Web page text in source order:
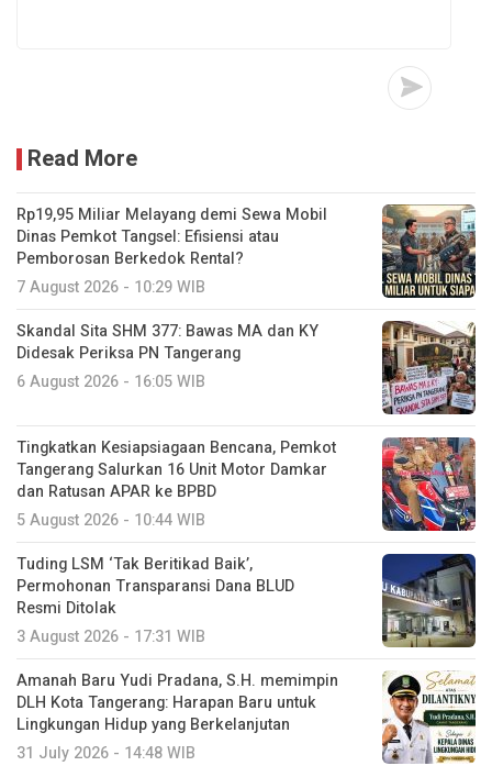
Read More
Rp19,95 Miliar Melayang demi Sewa Mobil
Dinas Pemkot Tangsel: Efisiensi atau
Pemborosan Berkedok Rental?
7 August 2026 - 10:29 WIB
Skandal Sita SHM 377: Bawas MA dan KY
Didesak Periksa PN Tangerang
6 August 2026 - 16:05 WIB
Tingkatkan Kesiapsiagaan Bencana, Pemkot
Tangerang Salurkan 16 Unit Motor Damkar
dan Ratusan APAR ke BPBD
5 August 2026 - 10:44 WIB
Tuding LSM ‘Tak Beritikad Baik’,
Permohonan Transparansi Dana BLUD
Resmi Ditolak
3 August 2026 - 17:31 WIB
Amanah Baru Yudi Pradana, S.H. memimpin
DLH Kota Tangerang: Harapan Baru untuk
Lingkungan Hidup yang Berkelanjutan
31 July 2026 - 14:48 WIB